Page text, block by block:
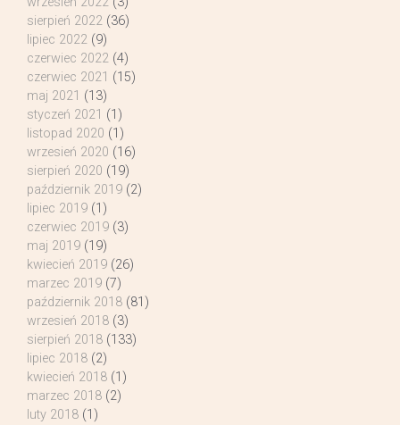
sierpień 2022 (36)
lipiec 2022 (9)
czerwiec 2022 (4)
czerwiec 2021 (15)
maj 2021 (13)
styczeń 2021 (1)
listopad 2020 (1)
wrzesień 2020 (16)
sierpień 2020 (19)
październik 2019 (2)
lipiec 2019 (1)
czerwiec 2019 (3)
maj 2019 (19)
kwiecień 2019 (26)
marzec 2019 (7)
październik 2018 (81)
wrzesień 2018 (3)
sierpień 2018 (133)
lipiec 2018 (2)
kwiecień 2018 (1)
marzec 2018 (2)
luty 2018 (1)